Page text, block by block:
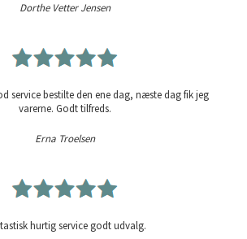
Dorthe Vetter Jensen
service bestilte den ene dag, næste dag fik jeg
varerne. Godt tilfreds.
Erna Troelsen
hurtig service godt udvalg.